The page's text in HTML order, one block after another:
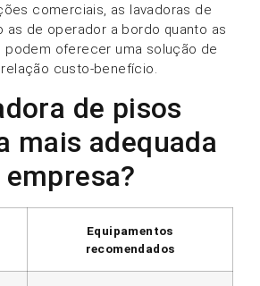
comerciais, as lavadoras de
as de operador a bordo quanto as
podem oferecer uma solução de
custo-benefício.
de pisos
mais adequada
Equipamentos
recomendados